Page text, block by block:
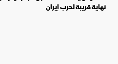
نهاية قريبة لحرب إيران